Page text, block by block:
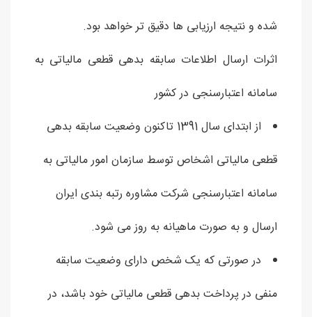
شده و نتیجه ارزیابی ها دقیق تر خواهد بود.
اثرات ارسال اطلاعات سابقه بدهی قطعی مالیاتی به
سامانه اعتبارسنجی در کشور
از ابتدای سال 1391 تاکنون وضعیت سابقه بدهی
قطعی مالیاتی اشخاص توسط سازمان امور مالیاتی به
سامانه اعتبارسنجی شرکت مشاوره رتبه بندی ایران
ارسال و به صورت ماهیانه به روز می شود.
در صورتی که یک شخص دارای وضعیت سابقه
منفی در پرداخت بدهی قطعی مالیاتی خود باشد، در